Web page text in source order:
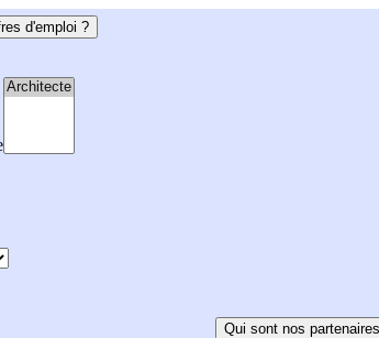
d'emploi ?
Qui sont nos